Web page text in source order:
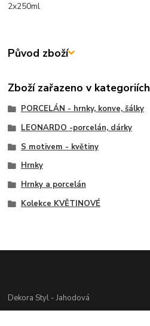
2x250ml
Původ zboží
Zboží zařazeno v kategoriích
PORCELÁN - hrnky, konve, šálky
LEONARDO -porcelán, dárky
S motivem - květiny
Hrnky
Hrnky a porcelán
Kolekce KVĚTINOVÉ
Dekora Styl - Jahodová